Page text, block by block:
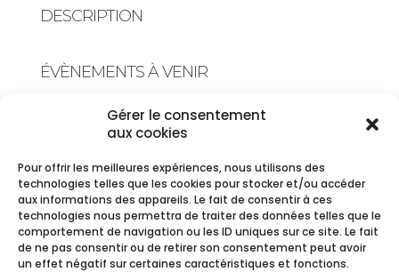
Gérer le consentement
aux cookies
Pour offrir les meilleures expériences, nous utilisons des
technologies telles que les cookies pour stocker et/ou accéder
aux informations des appareils. Le fait de consentir à ces
technologies nous permettra de traiter des données telles que le
comportement de navigation ou les ID uniques sur ce site. Le fait
de ne pas consentir ou de retirer son consentement peut avoir
un effet négatif sur certaines caractéristiques et fonctions.
DESCRIPTION
ÉVÈNEMENTS À VENIR
<li>Aucun évènement dans cette catégorie</li>
CGV-Mentions LégalesCopyright Ⓒ Fleurs de Saison -
2020